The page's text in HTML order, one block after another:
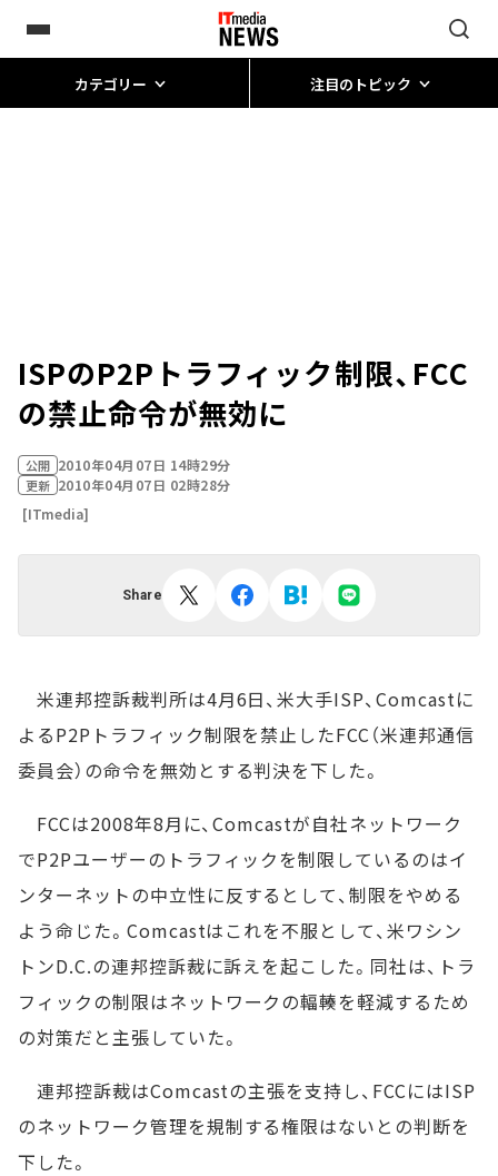
カテゴリー 注目のトピック
ISPのP2Pトラフィック制限、FCC
の禁止命令が無効に
公開 2010年04月07日 14時29分
更新 2010年04月07日 02時28分
[ITmedia]
Share
米連邦控訴裁判所は4月6日、米大手ISP、Comcastに
よるP2Pトラフィック制限を禁止したFCC（米連邦通信
委員会）の命令を無効とする判決を下した。
FCCは2008年8月に、Comcastが自社ネットワーク
でP2Pユーザーのトラフィックを制限しているのはイ
ンターネットの中立性に反するとして、制限をやめる
よう命じた。Comcastはこれを不服として、米ワシン
トンD.C.の連邦控訴裁に訴えを起こした。同社は、トラ
フィックの制限はネットワークの輻輳を軽減するため
の対策だと主張していた。
連邦控訴裁はComcastの主張を支持し、FCCにはISP
のネットワーク管理を規制する権限はないとの判断を
下した。